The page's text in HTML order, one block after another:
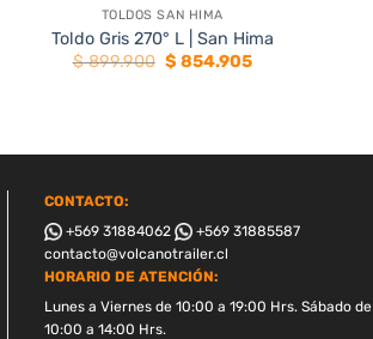
TOLDOS SAN HIMA
Toldo Gris 270° L | San Hima
$899.900 El
$ 854.905El
CONTACTO:
+569 31884062
+569 31885587
contacto@volcanotrailer.cl
HORARIO DE ATENCIÓN:
Lunes a Viernes de 10:00 a 19:00 Hrs. Sábado de
10:00 a 14:00 Hrs.